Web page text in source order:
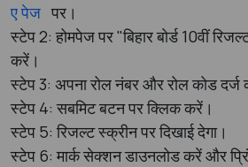
एपेज पर।
स्टेप 2: होमपेज पर "बिहार बोर्ड 10वीं
करें।
स्टेप 3: अपना रोल नंबर और रोल कोड दर्ज
स्टेप 4: सबमिट बटन पर क्लिक करें।
स्टेप 5: रिजल्ट स्क्रीन पर दिखाई देगा।
स्टेप 6: मार्क सेक्शन डाउनलोड करें और